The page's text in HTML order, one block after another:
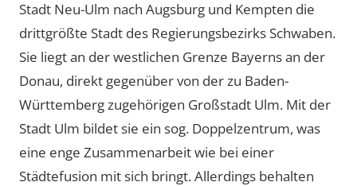
Stadt Neu-Ulm nach Augsburg und Kempten die
drittgrößte Stadt des Regierungsbezirks Schwaben.
Sie liegt an der westlichen Grenze Bayerns an der
Donau, direkt gegenüber von der zu Baden-
Württemberg zugehörigen Großstadt Ulm. Mit der
Stadt Ulm bildet sie ein sog. Doppelzentrum, was
eine enge Zusammenarbeit wie bei einer
Städtefusion mit sich bringt. Allerdings behalten